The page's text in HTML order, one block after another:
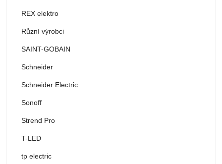
REX elektro
Různí výrobci
SAINT-GOBAIN
Schneider
Schneider Electric
Sonoff
Strend Pro
T-LED
tp electric